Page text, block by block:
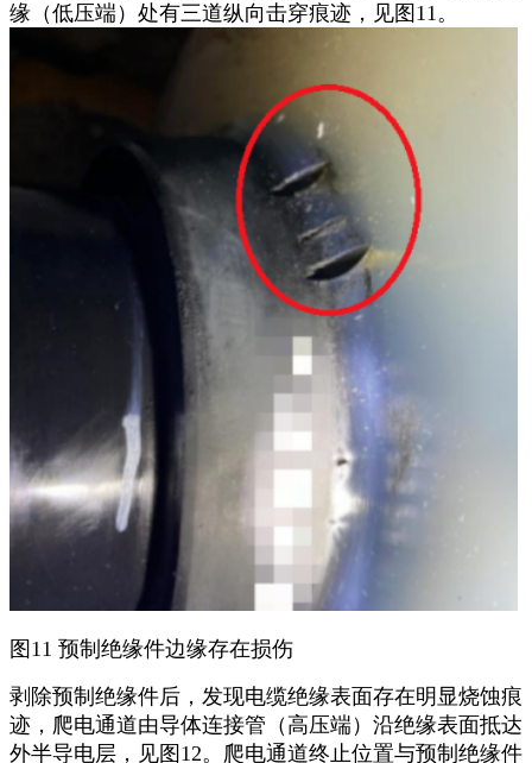
缘（低压端）处有三道纵向击穿痕迹，见图11。
图11 预制绝缘件边缘存在损伤
剥除预制绝缘件后，发现电缆绝缘表面存在明显烧蚀痕
迹，爬电通道由导体连接管（高压端）沿绝缘表面抵达
外半导电层，见图12。爬电通道终止位置与预制绝缘件